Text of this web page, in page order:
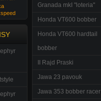
Granada mkI "loteria"
Honda VT600 bobber
Honda VT600 hardtail
bobber
II Rajd Praski
Jawa 23 pavouk
Jawa 353 bobber racer